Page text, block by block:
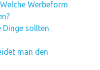
Werbeform
Dinge sollten
man den